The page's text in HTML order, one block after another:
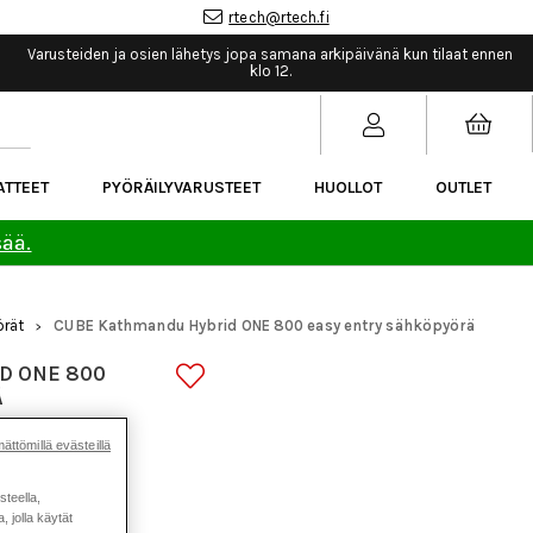
rtech@rtech.fi
Varusteiden ja osien lähetys jopa samana arkipäivänä kun tilaat ennen
klo 12.
PYÖRÄILYVARUSTEET HUOLLOT OUTLET
> CUBE Kathmandu Hybrid ONE 800 easy entry sähköpyörä
ONE 800
jolla käytät
evästeillä